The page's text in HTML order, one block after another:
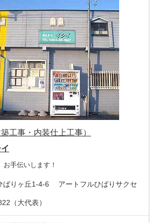
工事・内装仕上工事）
手伝いします！
ばりヶ丘1-4-6 アートフルひばりサクセ
（大代表）